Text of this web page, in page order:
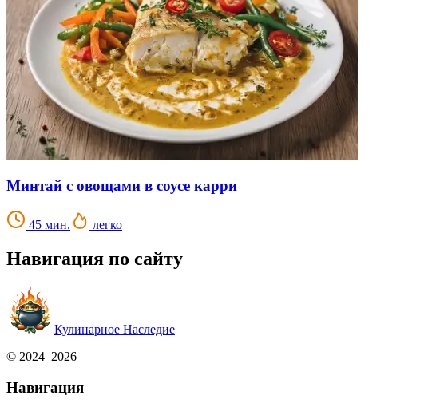
Минтай с овощами в соусе карри
45 мин. легко
Навигация по сайту
Кулинарное Наследие
© 2024–2026
Навигация